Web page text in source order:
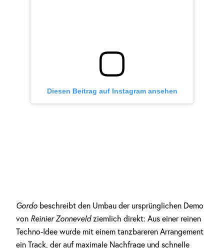
Diesen Beitrag auf Instagram ansehen
Gordo beschreibt den Umbau der ursprünglichen Demo
von Reinier Zonneveldziemlich direkt: Aus einer reinen
Techno-Idee wurde mit einem tanzbareren Arrangement
ein Track, der auf maximale Nachfrage und schnelle